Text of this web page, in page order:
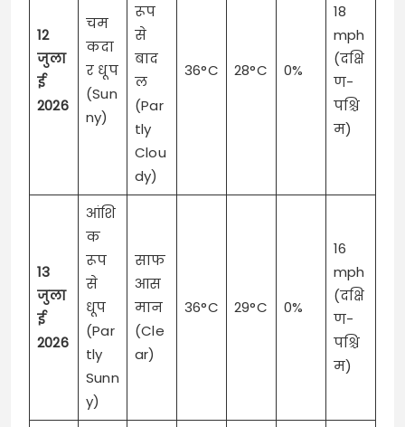
12
जुला
ई
2026
चम
कदा
र धूप
(Sun
ny)
रूप
से
बाद
ल
(Par
tly
Clou
dy)
36°C 28°C 0%
18
mph
(दक्षि
ण-
पश्चि
म)
13
जुला
ई
2026
आंशि
क
रूप
से
धूप
(Par
tly
Sunn
y)
साफ
आस
मान
(Cle
ar)
36°C 29°C 0%
16
mph
(दक्षि
ण-
पश्चि
म)